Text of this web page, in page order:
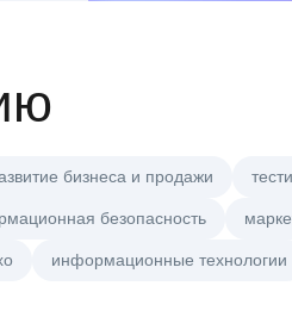
бизнеса и продажи
безопасность
информационные технологии